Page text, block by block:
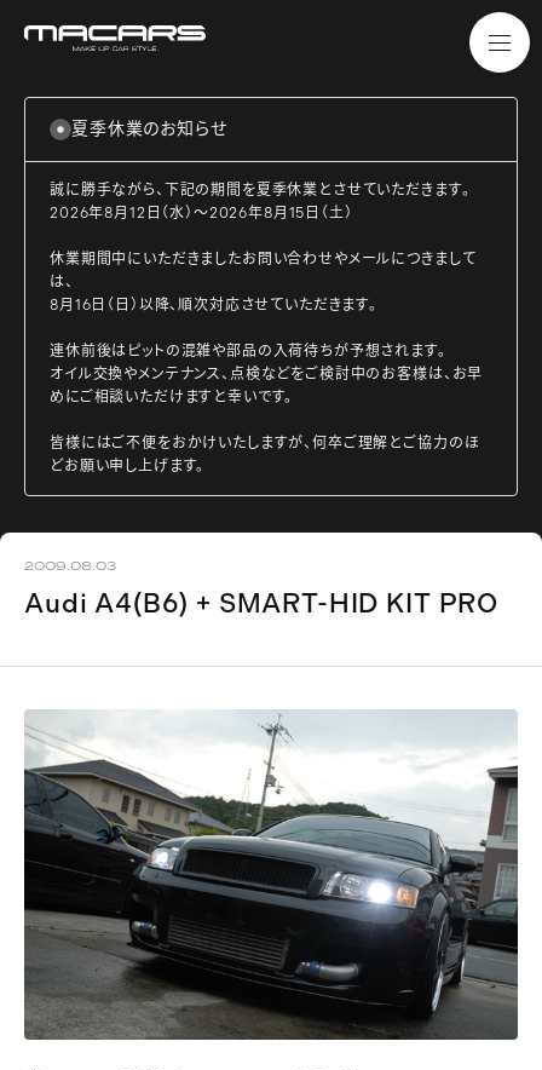
夏季休業のお知らせ
誠に勝手ながら、下記の期間を夏季休業とさせていただきます。
2026年8月12日（水）～2026年8月15日（土）
休業期間中にいただきましたお問い合わせやメールにつきまして
は、
8月16日（日）以降、順次対応させていただきます。
連休前後はピットの混雑や部品の入荷待ちが予想されます。
オイル交換やメンテナンス、点検などをご検討中のお客様は、お早
めにご相談いただけますと幸いです。
皆様にはご不便をおかけいたしますが、何卒ご理解とご協力のほ
どお願い申し上げます。
2009.08.03
Audi A4(B6) + SMART-HID KIT PRO